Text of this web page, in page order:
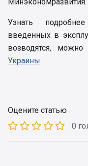
Узнать
введенных в
возводятся, можно
Украины.
Оцените статью
0